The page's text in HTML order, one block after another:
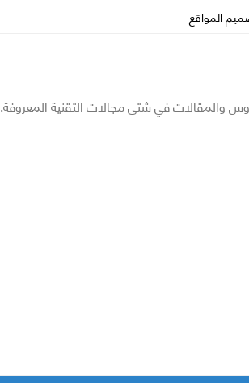
المواقع
والمقالات في شتى مجالات التقنية المعروفة.